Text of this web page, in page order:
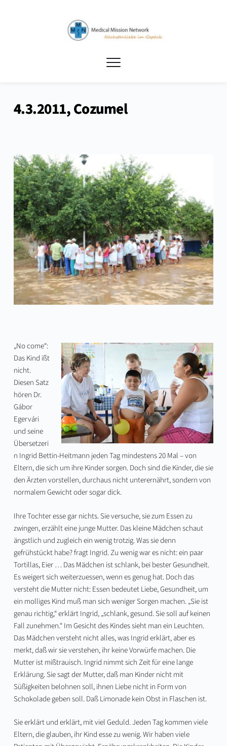
4.3.2011, Cozumel
„No come“:
Das Kind ißt
nicht.
Diesen Satz
hören Dr.
Gábor
Egervári
und seine
Übersetzeri
n Ingrid Bettin-Heitmann jeden Tag mindestens 20 Mal – von
Eltern, die sich um ihre Kinder sorgen. Doch sind die Kinder, die sie
den Ärzten vorstellen, durchaus nicht unterernährt, sondern von
normalem Gewicht oder sogar dick.
Ihre Tochter esse gar nichts. Sie versuche, sie zum Essen zu
zwingen, erzählt eine junge Mutter. Das kleine Mädchen schaut
ängstlich und zugleich ein wenig trotzig. Was sie denn
gefrühstückt habe? fragt Ingrid. Zu wenig war es nicht: ein paar
Tortillas, Eier … Das Mädchen ist schlank, bei bester Gesundheit.
Es weigert sich weiterzuessen, wenn es genug hat. Doch das
versteht die Mutter nicht: Essen bedeutet Liebe, Gesundheit, um
ein molliges Kind muß man sich weniger Sorgen machen. „Sie ist
genau richtig,“ erklärt Ingrid, „schlank, gesund. Sie soll auf keinen
Fall zunehmen.“ Im Gesicht des Kindes sieht man ein Leuchten.
Das Mädchen versteht nicht alles, was Ingrid erklärt, aber es
merkt, daß wir sie verstehen, ihr keine Vorwürfe machen. Die
Mutter ist mißtrauisch. Ingrid nimmt sich Zeit für eine lange
Erklärung. Sie sagt der Mutter, daß man Kinder nicht mit
Süßigkeiten belohnen soll, ihnen Liebe nicht in Form von
Schokolade geben soll. Daß Limonade kein Obst in Flaschen ist.
Sie erklärt und erklärt, mit viel Geduld. Jeden Tag kommen viele
Eltern, die glauben, ihr Kind esse zu wenig. Wir haben viele